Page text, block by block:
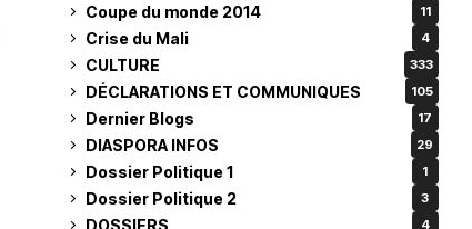
Coupe du monde 2014 11
Crise du Mali 4
CULTURE 333
DÉCLARATIONS ET COMMUNIQUES 105
Dernier Blogs 17
DIASPORA INFOS 29
Dossier Politique 1 1
Dossier Politique 2 3
DOSSIERS 4